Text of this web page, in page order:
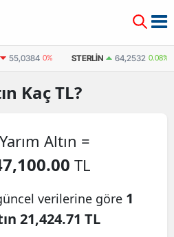
55,0384 0% STERLIN 64,2532 0.08%
Kaç TL?
Altın =
TL
verilerine göre 1
21,424.71 TL